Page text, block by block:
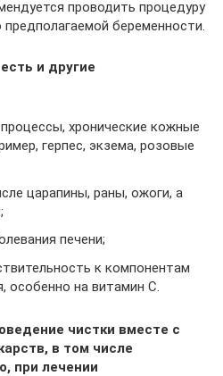
проводить процедуру
беременности.
и другие
хронические кожные
герпес, экзема, розовые
царапины, раны, ожоги, а
печени;
к компонентам
особенно на витамин С.
чистки вместе с
в том числе
при лечении